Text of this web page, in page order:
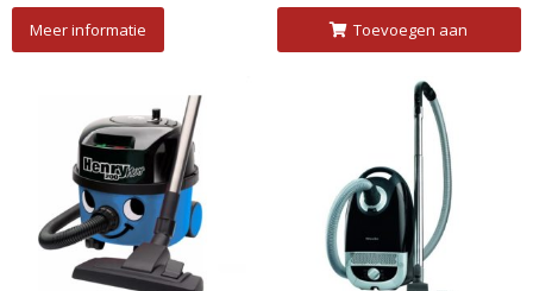
Meer informatie Toevoegen aan